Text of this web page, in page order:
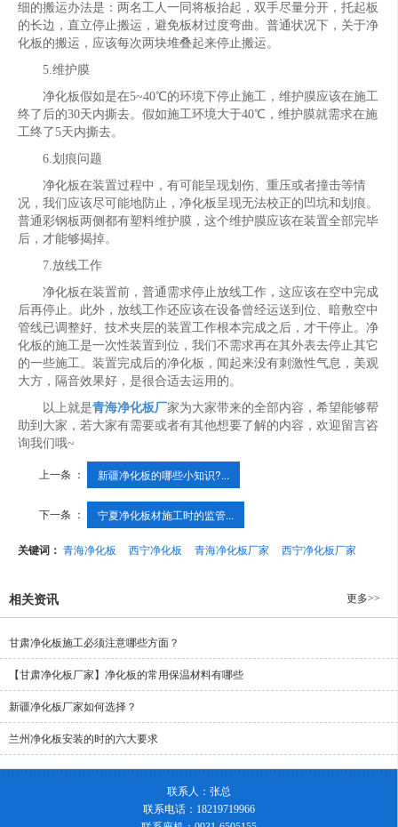
细的搬运办法是：两名工人一同将板抬起，双手尽量分开，托起板
的长边，直立停止搬运，避免板材过度弯曲。普通状况下，关于净
化板的搬运，应该每次两块堆叠起来停止搬运。
5.维护膜
净化板假如是在5~40℃的环境下停止施工，维护膜应该在施工
终了后的30天内撕去。假如施工环境大于40℃，维护膜就需求在施
工终了5天内撕去。
6.划痕问题
净化板在装置过程中，有可能呈现划伤、重压或者撞击等情
况，我们应该尽可能地防止，净化板呈现无法校正的凹坑和划痕。
普通彩钢板两侧都有塑料维护膜，这个维护膜应该在装置全部完毕
后，才能够揭掉。
7.放线工作
净化板在装置前，普通需求停止放线工作，这应该在空中完成
后再停止。此外，放线工作还应该在设备曾经运送到位、暗敷空中
管线已调整好、技术夹层的装置工作根本完成之后，才干停止。净
化板的施工是一次性装置到位，我们不需求再在其外表去停止其它
的一些施工。装置完成后的净化板，闻起来没有刺激性气息，美观
大方，隔音效果好，是很合适去运用的。
以上就是青海净化板厂家为大家带来的全部内容，希望能够帮
助到大家，若大家有需要或者有其他想要了解的内容，欢迎留言咨
询我们哦~
上一条 ： 新疆净化板的哪些小知识?...
下一条 ： 宁夏净化板材施工时的监管...
关键词： 青海净化板 西宁净化板 青海净化板厂家 西宁净化板厂家
相关资讯 更多>>
甘肃净化板施工必须注意哪些方面？
【甘肃净化板厂家】净化板的常用保温材料有哪些
新疆净化板厂家如何选择？
兰州净化板安装的时的六大要求
联系人：张总
联系电话：18219719966